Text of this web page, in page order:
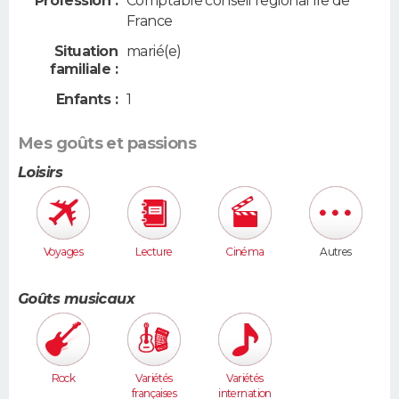
France
Situation
familiale :
marié(e)
Enfants : 1
Mes goûts et passions
Loisirs
Voyages Lecture Cinéma Autres
Goûts musicaux
Rock
Variétés
françaises
Variétés
internation